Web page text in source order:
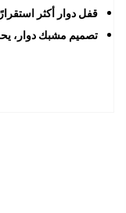
قفل دوار أكثر
تصميم مشبك دوار،